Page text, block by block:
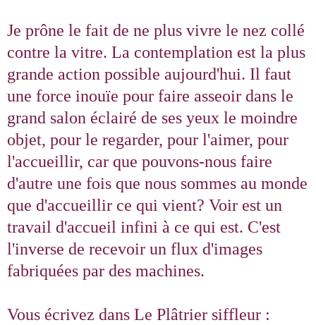
Je prône le fait de ne plus vivre le nez collé
contre la vitre. La contemplation est la plus
grande action possible aujourd'hui. Il faut
une force inouïe pour faire asseoir dans le
grand salon éclairé de ses yeux le moindre
objet, pour le regarder, pour l'aimer, pour
l'accueillir, car que pouvons-nous faire
d'autre une fois que nous sommes au monde
que d'accueillir ce qui vient? Voir est un
travail d'accueil infini à ce qui est. C'est
l'inverse de recevoir un flux d'images
fabriquées par des machines.
Vous écrivez dans Le Plâtrier siffleur :